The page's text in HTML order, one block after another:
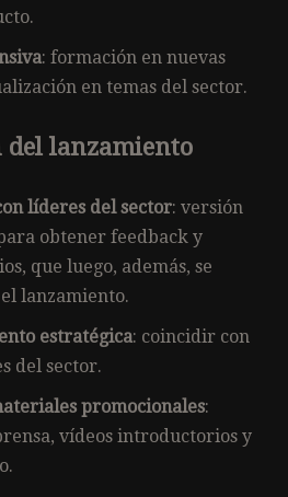
: formación en nuevas
en temas del sector.
del lanzamiento
líderes del sector: versión
obtener feedback y
que luego, además, se
lanzamiento.
estratégica: coincidir con
del sector.
promocionales:
vídeos introductorios y